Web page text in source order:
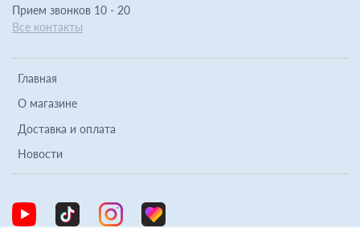
Главная
О магазине
Доставка и оплата
Новости
Прием звонков 10 - 20
Все контакты